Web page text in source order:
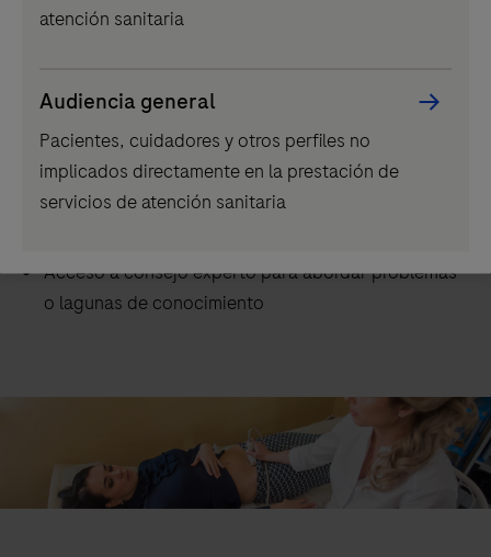
existentes para simplificar la formación
consolidación y reducen la necesidad de enviar
Colaboración y confianza
Desarrollo continuo de ensayos para satisfacer las
Acceso a consejo experto para abordar problemas
o lagunas de conocimiento
atención sanitaria
Audiencia general
Pacientes, cuidadores y otros perfiles no
implicados directamente en la prestación de
servicios de atención sanitaria